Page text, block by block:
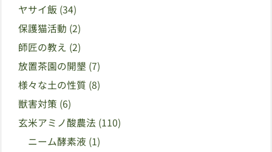
ヤサイ飯 (34)
保護猫活動 (2)
師匠の教え (2)
放置茶園の開墾 (7)
様々な土の性質 (8)
獣害対策 (6)
玄米アミノ酸農法 (110)
ニーム酵素液 (1)